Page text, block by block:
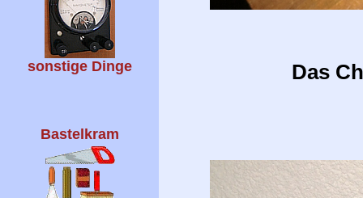
sonstige Dinge
Bastelkram
Das